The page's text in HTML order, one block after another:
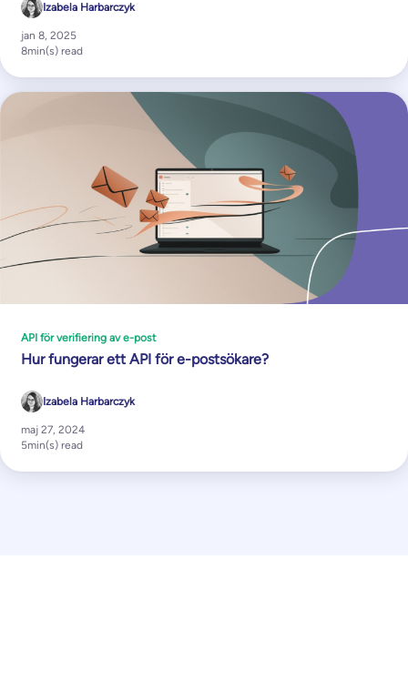
Izabela Harbarczyk
jan 8, 2025
8min(s) read
API för verifiering av e-post
Hur fungerar ett API för e-postsökare?
Izabela Harbarczyk
maj 27, 2024
5min(s) read